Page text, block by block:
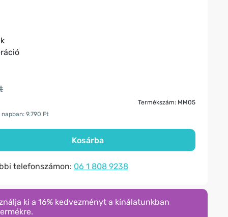
Termékszám: MM05
9.790 Ft
Kosárba
telefonszámon: 06 1 808 9238
ki a 16% kedvezményt a kínálatunkban